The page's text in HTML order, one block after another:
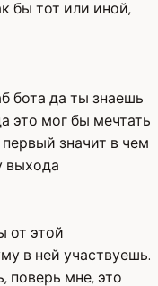
бы тот или иной,
бота да ты знаешь
это мог бы мечтать
значит в чем
выхода
от этой
в ней участвуешь.
поверь мне, это